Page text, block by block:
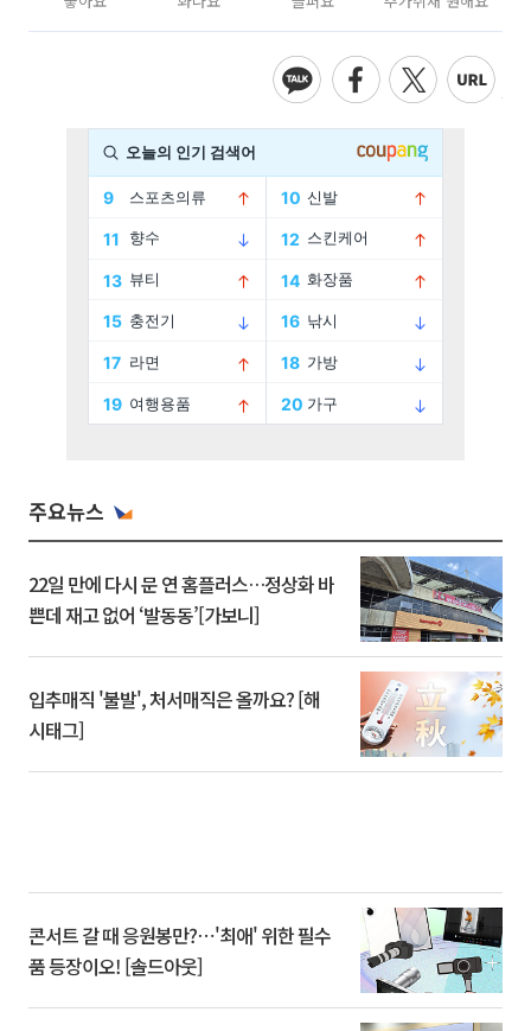
주요뉴스
22일 만에 다시 문 연 홈플러스…정상화 바
쁜데 재고 없어 ‘발동동’[가보니]
입추매직 '불발', 처서매직은 올까요? [해
시태그]
콘서트 갈 때 응원봉만?⋯'최애' 위한 필수
품 등장이오! [솔드아웃]